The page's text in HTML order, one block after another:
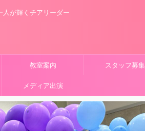
人が輝くチアリーダー
教室案内 スタッフ募集
メディア出演